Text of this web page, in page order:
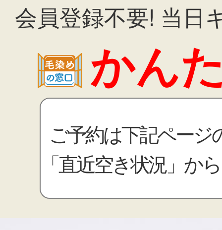
会員登録不要! 当日
かん
ご予約は下記ページ
「直近空き状況」か